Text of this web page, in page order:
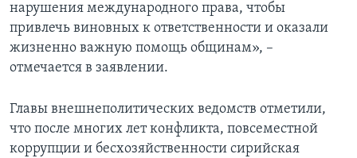
нарушения международного права, чтобы
привлечь виновных к ответственности и оказали
жизненно важную помощь общинам», –
отмечается в заявлении.
Главы внешнеполитических ведомств отметили,
что после многих лет конфликта, повсеместной
коррупции и бесхозяйственности сирийская